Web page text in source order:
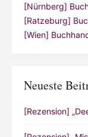
[Nürnberg]
[Ratzeburg]
[Wien]
Neueste
[Rezension]